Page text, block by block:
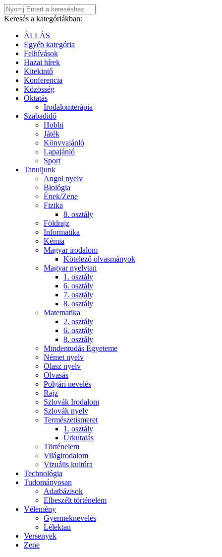
Keresés a kategóriákban:
ÁLLÁS
Egyéb kategória
Felhívások
Hazai hírek
Kitekintő
Konferencia
Közösség
Oktatás
Irodalomterápia
Szabadidő
Hobbi
Játék
Könyvajánló
Lapajánló
Sport
Tanuljunk
Angol nyelv
Biológia
Ének/Zene
Fizika
8. osztály
Földrajz
Informatika
Kémia
Magyar irodalom
Kötelező olvasmányok
Magyar nyelvtan
1. osztály
6. osztály
7. osztály
8. osztály
Matematika
2. osztály
6. osztály
8. osztály
Mindentudás Egyeteme
Német nyelv
Olasz nyelv
Olvasás
Polgári nevelés
Rajz
Szlovák Irodalom
Szlovák nyelv
Természetismeret
1. osztály
Űrkutatás
Történelem
Világirodalom
Vizuális kultúra
Technológia
Tudományosan
Adatbázisok
Elbeszélt történelem
Vélemény
Gyermeknevelés
Lélektan
Versenyek
Zene